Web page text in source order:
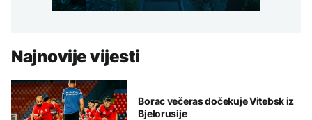
Najnovije vijesti
Borac večeras dočekuje Vitebsk iz
Bjelorusije